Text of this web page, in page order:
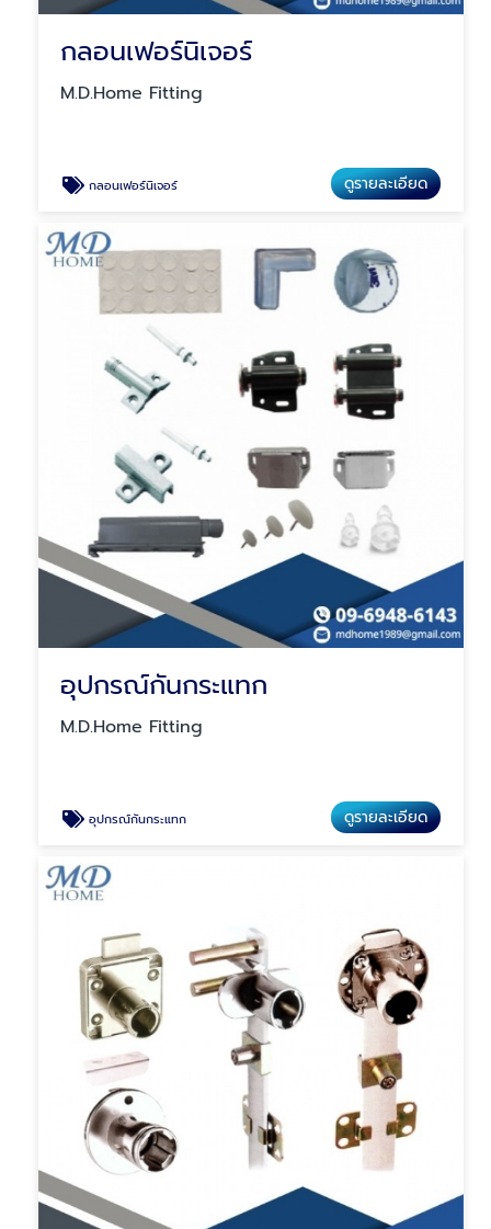
กลอนเฟอร์นิเจอร์
M.D.Home Fitting
กลอนเฟอร์นิเจอร์ ดูรายละเอียด
อุปกรณ์กันกระแทก
M.D.Home Fitting
อุปกรณ์กันกระแทก ดูรายละเอียด